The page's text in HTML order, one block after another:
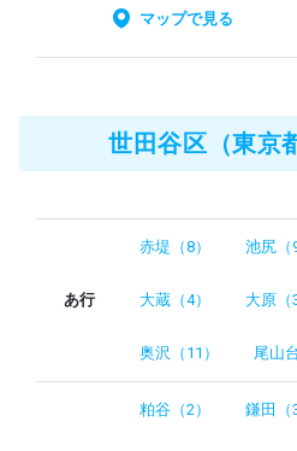
マップで見る
世田谷区（東京
あ行
赤堤（8） 池尻（9
大蔵（4） 大原（3
奥沢（11） 尾山
粕谷（2） 鎌田（3